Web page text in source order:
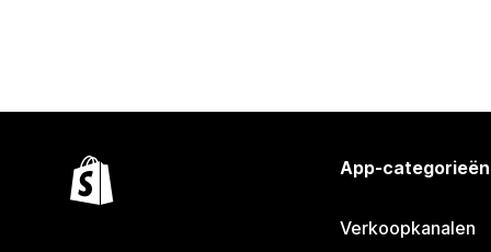
App-categorieën
Verkoopkanalen